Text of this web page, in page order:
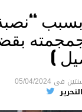
ويواجه
العنف
عاما.
بسبب
)
فى 05/04/2024